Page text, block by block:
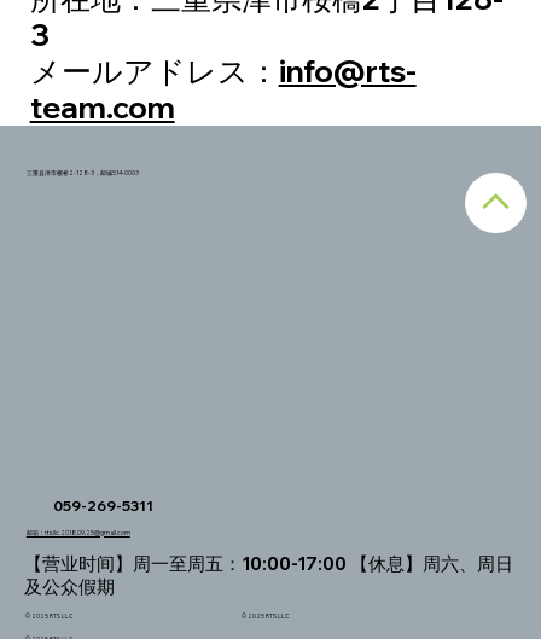
3
メールアドレス： info@rts-
team.com
三重县津市樱桥2-128-3，邮编514-0003
059-269-5311
邮箱：rts.llc.2018.09.25@gmail.com
【营业时间】周一至周五：10:00-17:00 【休息】周六、周日
及公众假期
© 2025 RTS LLC © 2025 RTS LLC